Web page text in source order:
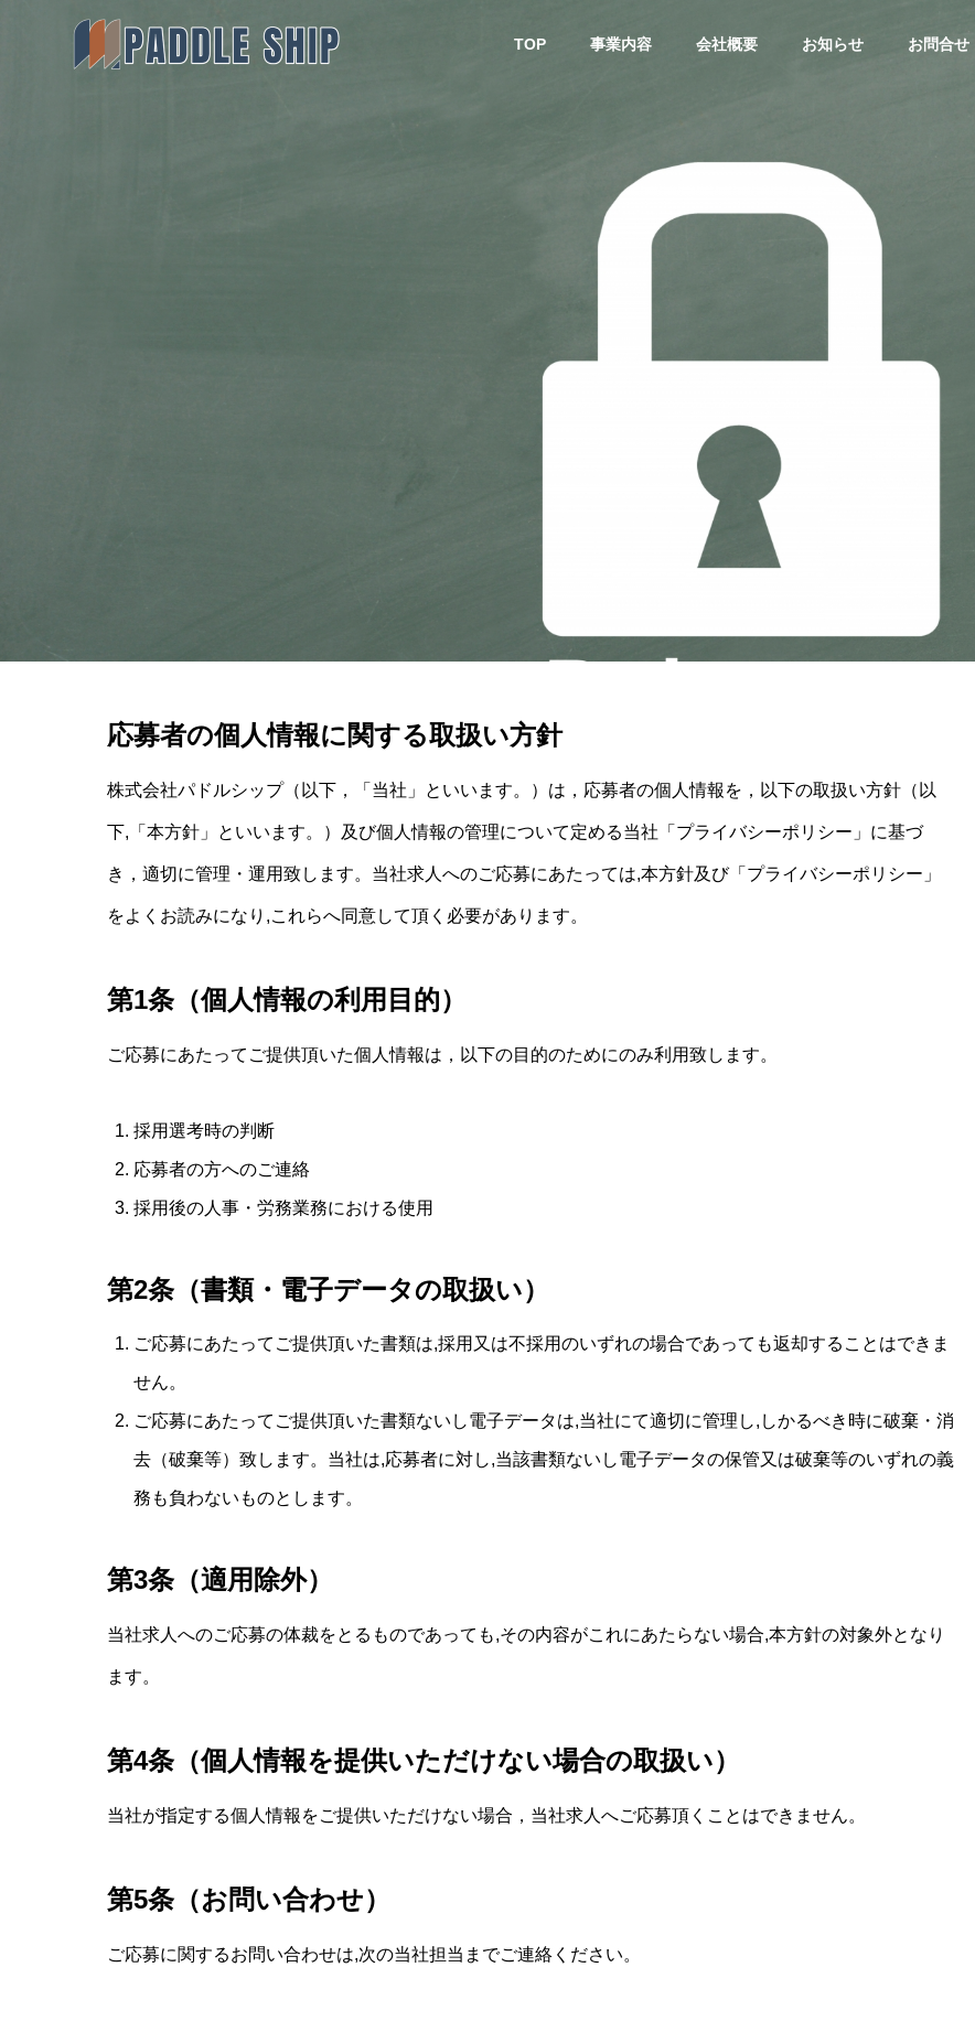
TOP 事業内容 会社概要 お知らせ お問合せ
応募者の個人情報に関する取扱い方針
株式会社パドルシップ（以下，「当社」といいます。）は，応募者の個人情報を，以下の取扱い方針（以
下,「本方針」といいます。）及び個人情報の管理について定める当社「プライバシーポリシー」に基づ
き，適切に管理・運用致します。当社求人へのご応募にあたっては,本方針及び「プライバシーポリシー」
をよくお読みになり,これらへ同意して頂く必要があります。
第1条（個人情報の利用目的）
ご応募にあたってご提供頂いた個人情報は，以下の目的のためにのみ利用致します。
採用選考時の判断
応募者の方へのご連絡
採用後の人事・労務業務における使用
第2条（書類・電子データの取扱い）
ご応募にあたってご提供頂いた書類は,採用又は不採用のいずれの場合であっても返却することはできま
せん。
ご応募にあたってご提供頂いた書類ないし電子データは,当社にて適切に管理し,しかるべき時に破棄・消
去（破棄等）致します。当社は,応募者に対し,当該書類ないし電子データの保管又は破棄等のいずれの義
務も負わないものとします。
第3条（適用除外）
当社求人へのご応募の体裁をとるものであっても,その内容がこれにあたらない場合,本方針の対象外となり
ます。
第4条（個人情報を提供いただけない場合の取扱い）
当社が指定する個人情報をご提供いただけない場合，当社求人へご応募頂くことはできません。
第5条（お問い合わせ）
ご応募に関するお問い合わせは,次の当社担当までご連絡ください。